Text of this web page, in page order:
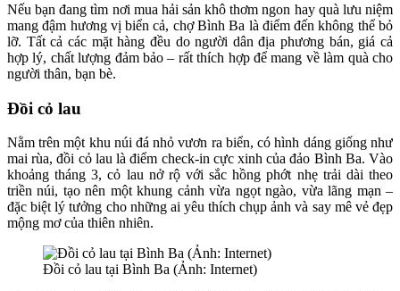
Nếu bạn đang tìm nơi mua hải sản khô thơm ngon hay quà lưu niệm
mang đậm hương vị biển cả, chợ Bình Ba là điểm đến không thể bỏ
lỡ. Tất cả các mặt hàng đều do người dân địa phương bán, giá cả
hợp lý, chất lượng đảm bảo – rất thích hợp để mang về làm quà cho
người thân, bạn bè.
Đồi cỏ lau
Nằm trên một khu núi đá nhỏ vươn ra biển, có hình dáng giống như
mai rùa, đồi cỏ lau là điểm check-in cực xinh của đảo Bình Ba. Vào
khoảng tháng 3, cỏ lau nở rộ với sắc hồng phớt nhẹ trải dài theo
triền núi, tạo nên một khung cảnh vừa ngọt ngào, vừa lãng mạn –
đặc biệt lý tưởng cho những ai yêu thích chụp ảnh và say mê vẻ đẹp
mộng mơ của thiên nhiên.
Đồi cỏ lau tại Bình Ba (Ảnh: Internet)